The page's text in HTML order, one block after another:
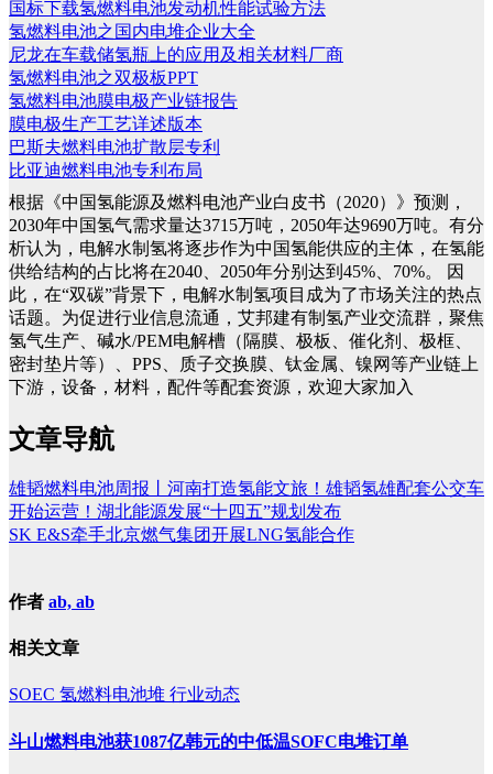
国标下载氢燃料电池发动机性能试验方法
氢燃料电池之国内电堆企业大全
尼龙在车载储氢瓶上的应用及相关材料厂商
氢燃料电池之双极板PPT
氢燃料电池膜电极产业链报告
膜电极生产工艺详述版本
巴斯夫燃料电池扩散层专利
比亚迪燃料电池专利布局
根据《中国氢能源及燃料电池产业白皮书（2020）》预测，
2030年中国氢气需求量达3715万吨，2050年达9690万吨。有分
析认为，电解水制氢将逐步作为中国氢能供应的主体，在氢能
供给结构的占比将在2040、2050年分别达到45%、70%。
因
此，在“双碳”背景下，电解水制氢项目成为了市场关注的热点
话题。为促进行业信息流通，艾邦建有制氢产业交流群，聚焦
氢气生产、碱水/PEM电解槽（隔膜、极板、催化剂、极框、
密封垫片等）、PPS、质子交换膜、钛金属、镍网等产业链上
下游，设备，材料，配件等配套资源，欢迎大家加入
文章导航
雄韬燃料电池周报丨河南打造氢能文旅！雄韬氢雄配套公交车
开始运营！湖北能源发展“十四五”规划发布
SK E&S牵手北京燃气集团开展LNG氢能合作
作者 ab, ab
相关文章
SOEC 氢燃料电池堆 行业动态
斗山燃料电池获1087亿韩元的中低温SOFC电堆订单